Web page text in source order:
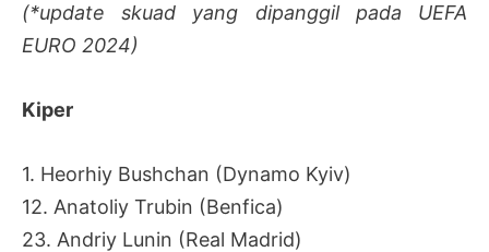
(*update skuad yang dipanggil pada UEFA
EURO 2024)
Kiper
1. Heorhiy Bushchan (Dynamo Kyiv)
12. Anatoliy Trubin (Benfica)
23. Andriy Lunin (Real Madrid)